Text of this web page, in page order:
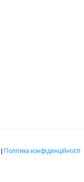
Політика конфіденційності